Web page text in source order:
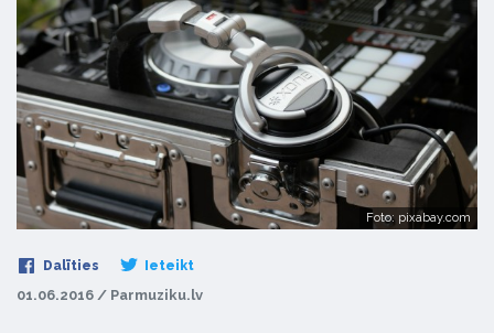
Foto: pixabay.com
Dalīties Ieteikt
01.06.2016 / Parmuziku.lv